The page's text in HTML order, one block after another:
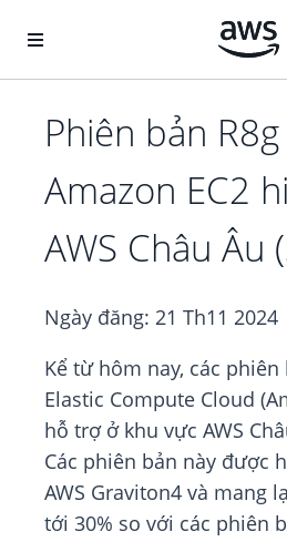
Phiên bản
Amazon EC2
AWS Châu Âu
Ngày đăng: 21 Th11 2024
Kể từ hôm nay, các phiên
Elastic Compute Cloud
hỗ trợ ở khu vực AWS
Các phiên bản này được
AWS Graviton4 và mang
tới 30% so với các phiên